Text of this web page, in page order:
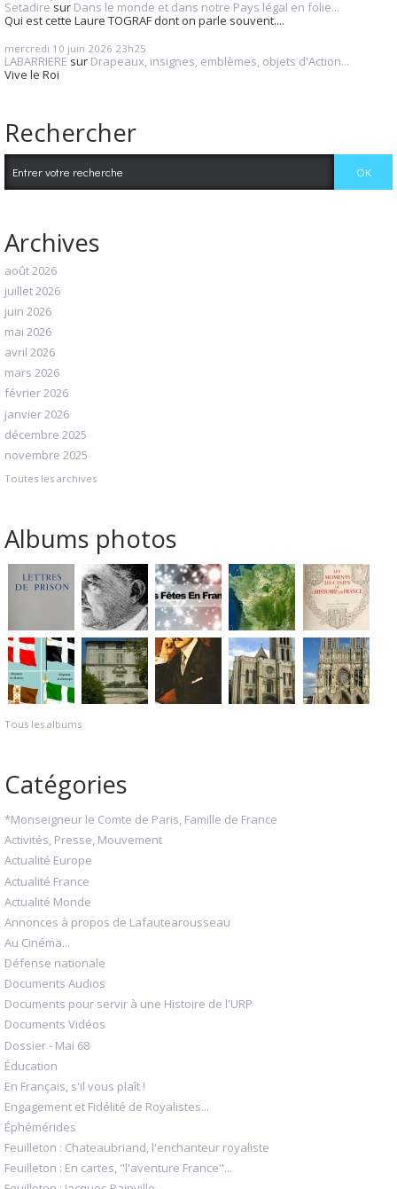
Setadire sur Dans le monde et dans notre Pays légal en folie...
Qui est cette Laure TOGRAF dont on parle souvent....
mercredi 10 juin 2026 23h25
LABARRIERE sur Drapeaux, insignes, emblèmes, objets d'Action...
Vive le Roi
Rechercher
Archives
août 2026
juillet 2026
juin 2026
mai 2026
avril 2026
mars 2026
février 2026
janvier 2026
décembre 2025
novembre 2025
Toutes les archives
Albums photos
Tous les albums
Catégories
*Monseigneur le Comte de Paris, Famille de France
Activités, Presse, Mouvement
Actualité Europe
Actualité France
Actualité Monde
Annonces à propos de Lafautearousseau
Au Cinéma...
Défense nationale
Documents Audios
Documents pour servir à une Histoire de l'URP
Documents Vidéos
Dossier - Mai 68
Éducation
En Français, s'il vous plaît !
Engagement et Fidélité de Royalistes...
Éphémérides
Feuilleton : Chateaubriand, l'enchanteur royaliste
Feuilleton : En cartes, "l'aventure France"...